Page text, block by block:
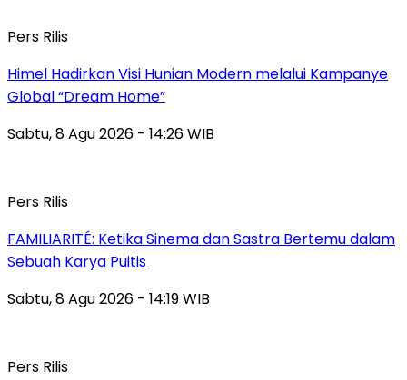
Pers Rilis
Himel Hadirkan Visi Hunian Modern melalui Kampanye
Global “Dream Home”
Sabtu, 8 Agu 2026 - 14:26 WIB
Pers Rilis
FAMILIARITÉ: Ketika Sinema dan Sastra Bertemu dalam
Sebuah Karya Puitis
Sabtu, 8 Agu 2026 - 14:19 WIB
Pers Rilis